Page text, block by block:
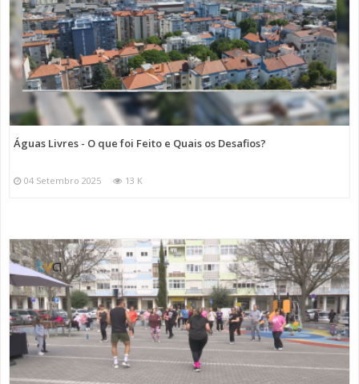
Águas Livres - O que foi Feito e Quais os Desafios?
04 Setembro 2025 13 K